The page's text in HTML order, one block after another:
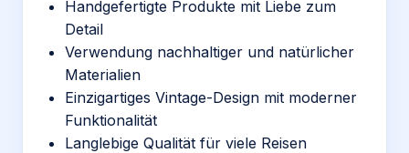
Handgefertigte Produkte mit Liebe zum
Detail
Verwendung nachhaltiger und natürlicher
Materialien
Einzigartiges Vintage-Design mit moderner
Funktionalität
Langlebige Qualität für viele Reisen